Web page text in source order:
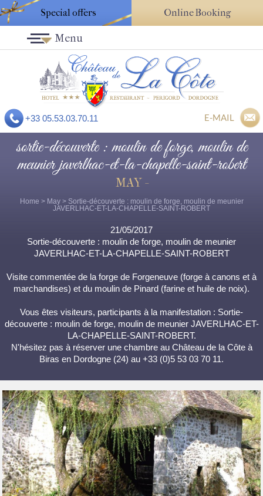
Special offers Online Booking
+33 05.53.03.70.11 E-MAIL
Menu
sortie-découverte : moulin de forge, moulin de
meunier javerlhac-et-la-chapelle-saint-robert
MAY -
Home > May> Sortie-découverte : moulin de forge, moulin de meunier
JAVERLHAC-ET-LA-CHAPELLE-SAINT-ROBERT
21/05/2017
Sortie-découverte : moulin de forge, moulin de meunier
JAVERLHAC-ET-LA-CHAPELLE-SAINT-ROBERT
Visite commentée de la forge de Forgeneuve (forge à canons et à
marchandises) et du moulin de Pinard (farine et huile de noix).
Vous êtes visiteurs, participants à la manifestation : Sortie-
découverte : moulin de forge, moulin de meunier JAVERLHAC-ET-
LA-CHAPELLE-SAINT-ROBERT.
N'hésitez pas à réserver une chambre au Château de la Côte à
Biras en Dordogne (24) au +33 (0)5 53 03 70 11.